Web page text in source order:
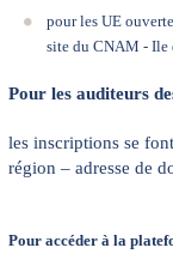
pour les UE
site du CNAM - Ile
Pour les auditeurs
les inscriptions se
région – adresse de
Pour accéder à la